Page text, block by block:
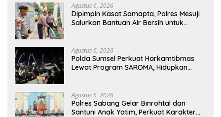
Agustus 6, 2026
Dipimpin Kasat Samapta, Polres Mesuji
Salurkan Bantuan Air Bersih untuk
Agustus 6, 2026
Polda Sumsel Perkuat Harkamtibmas
Lewat Program SAROMA, Hidupkan
Agustus 6, 2026
Polres Sabang Gelar Binrohtal dan
Santuni Anak Yatim, Perkuat Karakter